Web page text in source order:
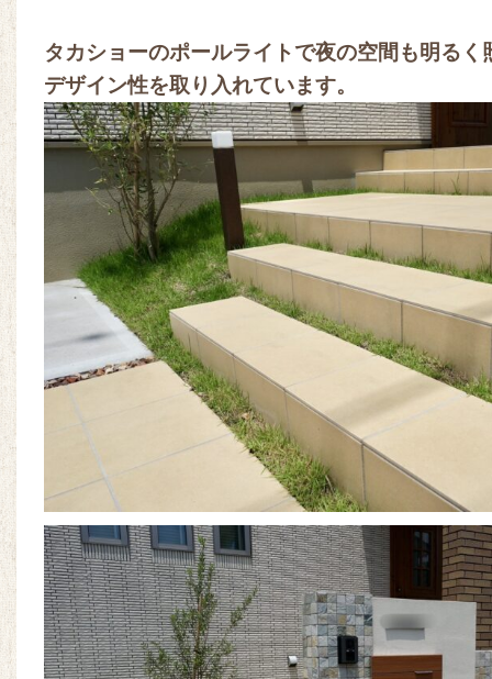
タカショーのポールライトで夜の空間も明るく
デザイン性を取り入れています。